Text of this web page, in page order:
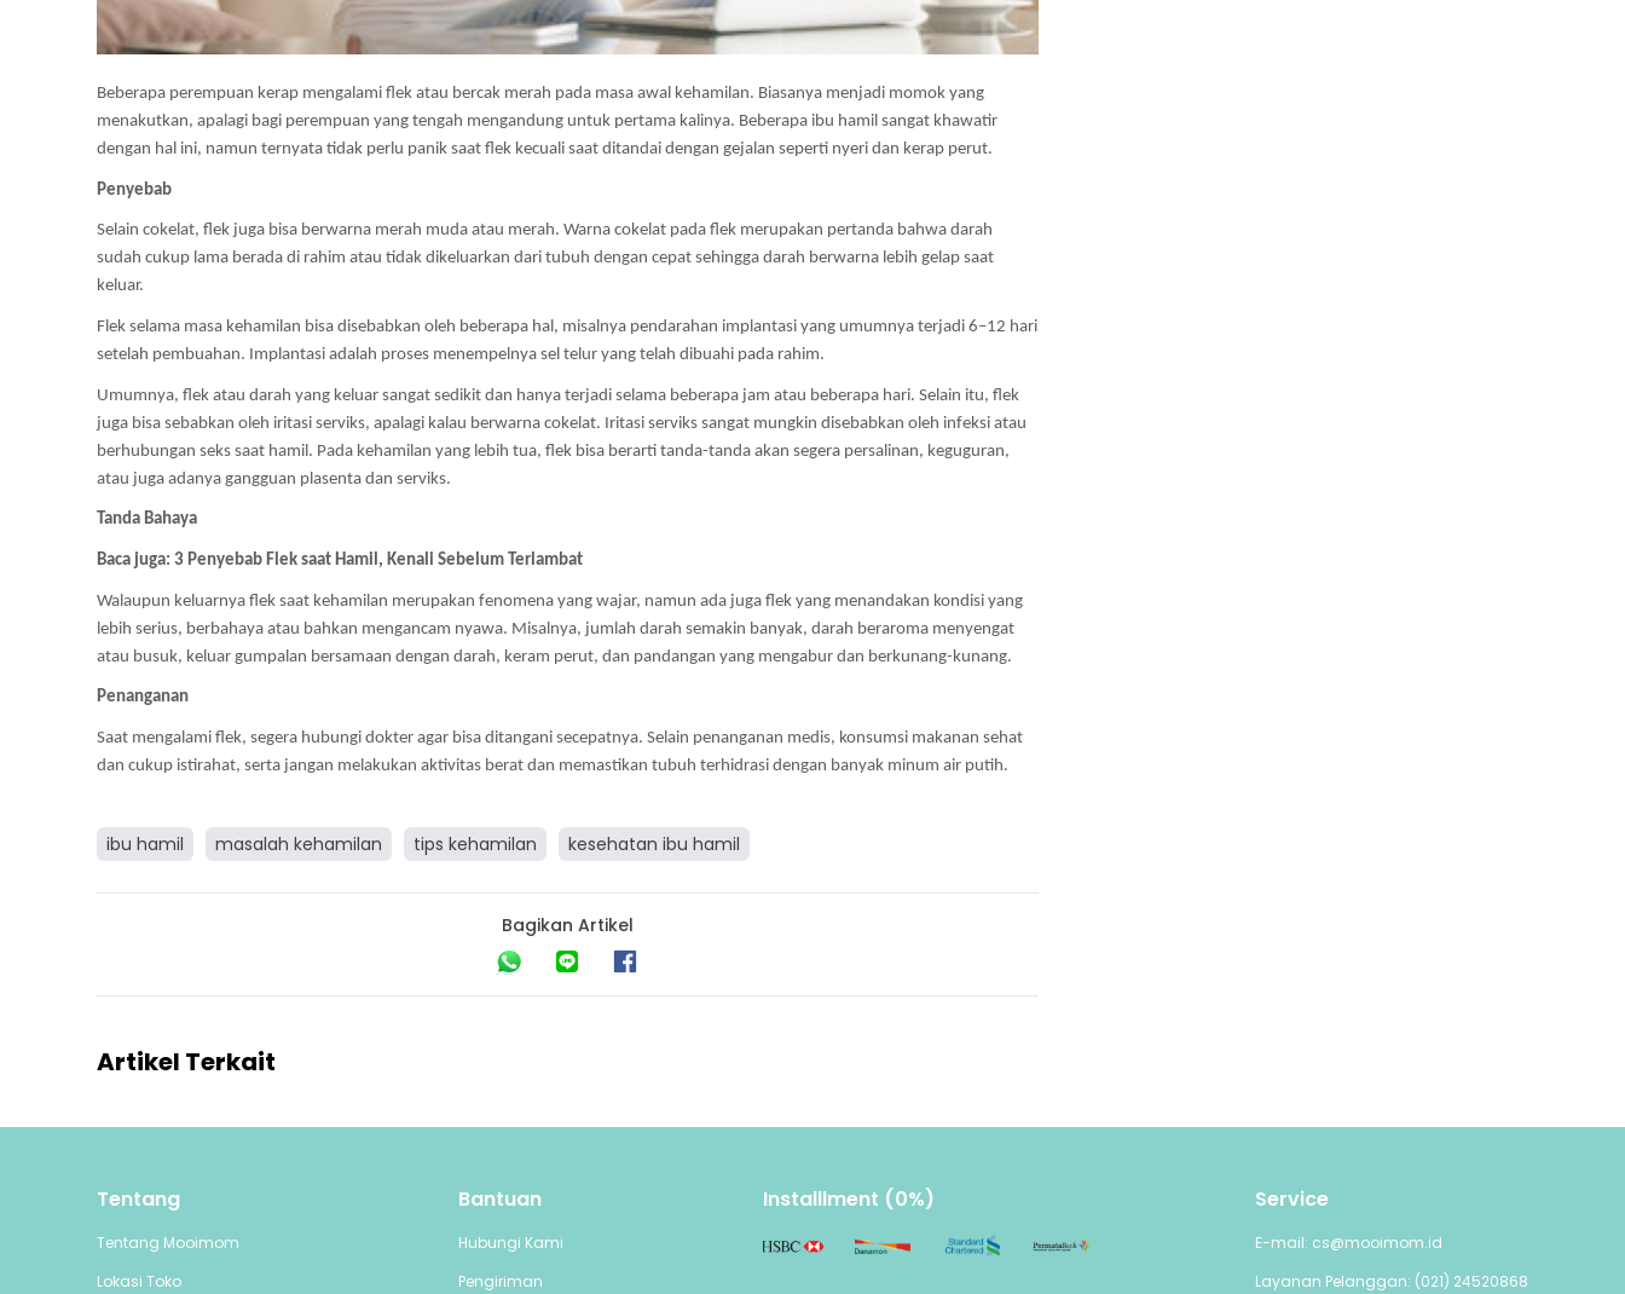
Beberapa perempuan kerap mengalami flek atau bercak merah pada masa awal kehamilan. Biasanya menjadi momok yang
menakutkan, apalagi bagi perempuan yang tengah mengandung untuk pertama kalinya. Beberapa ibu hamil sangat khawatir
dengan hal ini, namun ternyata tidak perlu panik saat flek kecuali saat ditandai dengan gejalan seperti nyeri dan kerap perut.
Penyebab
Selain cokelat, flek juga bisa berwarna merah muda atau merah. Warna cokelat pada flek merupakan pertanda bahwa darah
sudah cukup lama berada di rahim atau tidak dikeluarkan dari tubuh dengan cepat sehingga darah berwarna lebih gelap saat
keluar.
Flek selama masa kehamilan bisa disebabkan oleh beberapa hal, misalnya pendarahan implantasi yang umumnya terjadi 6–12 hari
setelah pembuahan. Implantasi adalah proses menempelnya sel telur yang telah dibuahi pada rahim.
Umumnya, flek atau darah yang keluar sangat sedikit dan hanya terjadi selama beberapa jam atau beberapa hari. Selain itu, flek
juga bisa sebabkan oleh iritasi serviks, apalagi kalau berwarna cokelat. Iritasi serviks sangat mungkin disebabkan oleh infeksi atau
berhubungan seks saat hamil. Pada kehamilan yang lebih tua, flek bisa berarti tanda-tanda akan segera persalinan, keguguran,
atau juga adanya gangguan plasenta dan serviks.
Tanda Bahaya
Baca juga: 3 Penyebab Flek saat Hamil, Kenali Sebelum Terlambat
Walaupun keluarnya flek saat kehamilan merupakan fenomena yang wajar, namun ada juga flek yang menandakan kondisi yang
lebih serius, berbahaya atau bahkan mengancam nyawa. Misalnya, jumlah darah semakin banyak, darah beraroma menyengat
atau busuk, keluar gumpalan bersamaan dengan darah, keram perut, dan pandangan yang mengabur dan berkunang-kunang.
Penanganan
Saat mengalami flek, segera hubungi dokter agar bisa ditangani secepatnya. Selain penanganan medis, konsumsi makanan sehat
dan cukup istirahat, serta jangan melakukan aktivitas berat dan memastikan tubuh terhidrasi dengan banyak minum air putih.
ibu hamil masalah kehamilan tips kehamilan kesehatan ibu hamil
Bagikan Artikel
Artikel Terkait
Tentang
Tentang Mooimom
Lokasi Toko
Bantuan
Hubungi Kami
Pengiriman
Installlment (0%) Service
E-mail: cs@mooimom.id
Layanan Pelanggan: (021) 24520868